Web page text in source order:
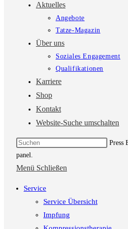
Aktuelles
Angebote
Tatze-Magazin
Über uns
Soziales Engagement
Qualifikationen
Karriere
Shop
Kontakt
Website-Suche umschalten
Press
panel.
Menü Schließen
Service
Service Übersicht
Impfung